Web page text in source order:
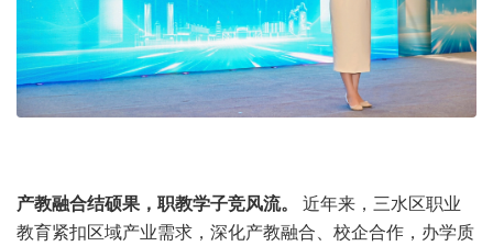
产教融合结硕果，职教学子竞风流。
近年来，三水区职业
教育紧扣区域产业需求，深化产教融合、校企合作，办学质